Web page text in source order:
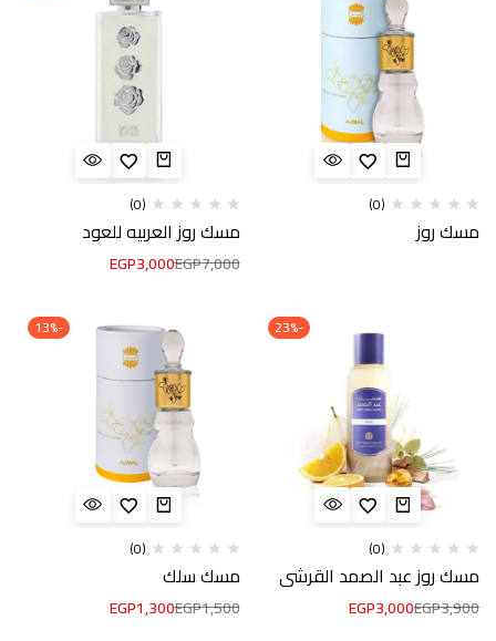
(0)
مسك روز
(0)
مسك روز العربيه للعود
EGP7,000
EGP3,000
-23%
(0)
مسك روز عبد الصمد القرشي
EGP3,900
EGP3,000
-13%
(0)
مسك سلك
EGP1,500
EGP1,300